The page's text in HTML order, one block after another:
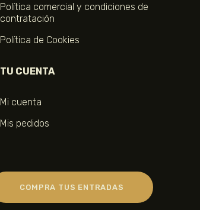
Política comercial y condiciones de
contratación
Política de Cookies
TU CUENTA
Mi cuenta
Mis pedidos
COMPRA TUS ENTRADAS